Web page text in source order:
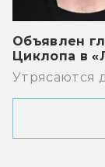
Объявлен
Циклопа в
Утрясаются